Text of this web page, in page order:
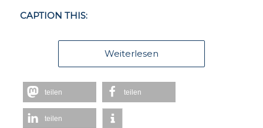
CAPTION THIS:
Weiterlesen
teilen teilen
teilen